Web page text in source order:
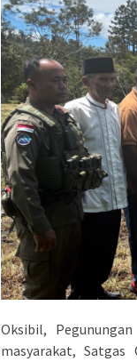
Oksibil,
masyarakat, Satgas